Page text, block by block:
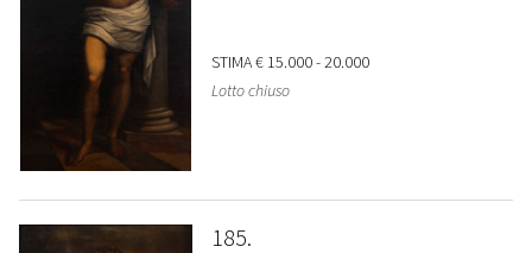
STIMA€ 15.000 - 20.000
Lotto chiuso
185